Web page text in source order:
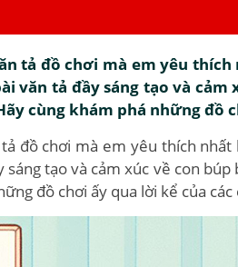
tả đồ chơi mà em yêu
văn tả đầy sáng tạo và cảm
cùng khám phá những đồ
đồ chơi mà em yêu thích
tạo và cảm xúc về con búp
đồ chơi ấy qua lời kể của